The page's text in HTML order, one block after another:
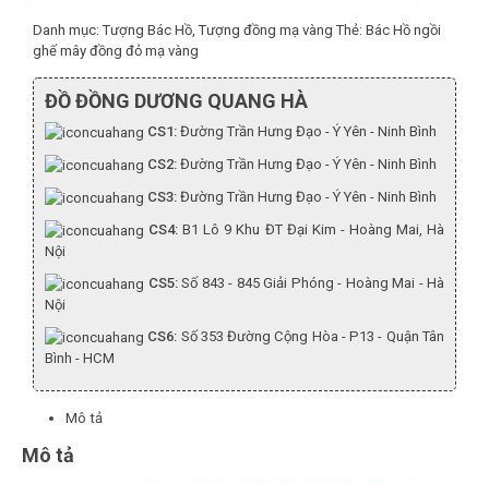
Danh mục:Tượng Bác Hồ,Tượng đồng mạ vàng Thẻ: Bác Hồ ngồi
ghế mây đồng đỏ mạ vàng
ĐỒ ĐỒNG DƯƠNG QUANG HÀ
CS1: Đường Trần Hưng Đạo - Ý Yên - Ninh Bình
CS2: Đường Trần Hưng Đạo - Ý Yên - Ninh Bình
CS3: Đường Trần Hưng Đạo - Ý Yên - Ninh Bình
CS4: B1 Lô 9 Khu ĐT Đại Kim - Hoàng Mai, Hà
Nội
CS5:Số 843 - 845 Giải Phóng - Hoàng Mai - Hà
Nội
CS6: Số 353 Đường Cộng Hòa - P13 - Quận Tân
Bình - HCM
Mô tả
Mô tả